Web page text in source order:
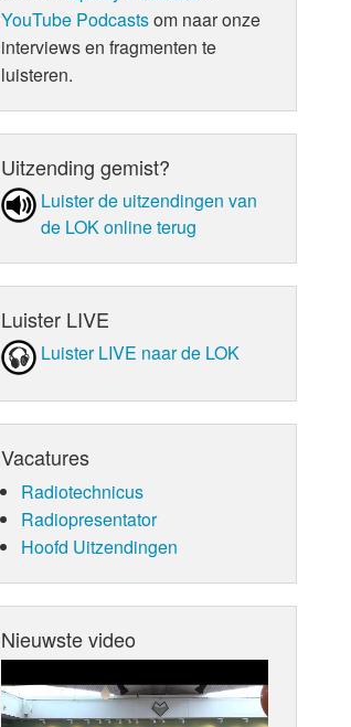
YouTube Podcastsom naar onze
interviews en fragmenten te
luisteren.
Uitzending gemist?
Luister de uit­zen­din­gen van
de LOK online terug
Luister LIVE
Luister LIVE naar de LOK
Vacatures
Radiotechnicus
Radiopresentator
Hoofd Uitzendingen
Nieuwste video